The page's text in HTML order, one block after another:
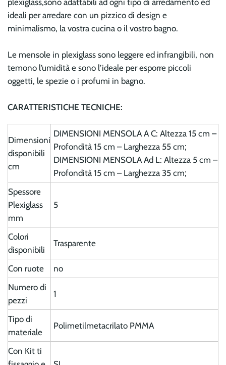
plexiglass,sono adattabili ad ogni tipo di arredamento ed
ideali per arredare con un pizzico di design e
minimalismo, la vostra cucina o il vostro bagno.
Le mensole in plexiglass sono leggere ed infrangibili, non
temono l’umidità e sono l’ideale per esporre piccoli
oggetti, le spezie o i profumi in bagno.
CARATTERISTICHE TECNICHE:
Dimensioni
disponibili
cm
DIMENSIONI MENSOLA A C: Altezza 15 cm –
Profondità 15 cm – Larghezza 55 cm;
DIMENSIONI MENSOLA Ad L: Altezza 5 cm –
Profondità 15 cm – Larghezza 35 cm;
Spessore
Plexiglass
mm
5
Colori
disponibili
Trasparente
Con ruote
no
Numero di
pezzi
1
Tipo di
materiale
Polimetilmetacrilato PMMA
Con Kit ti